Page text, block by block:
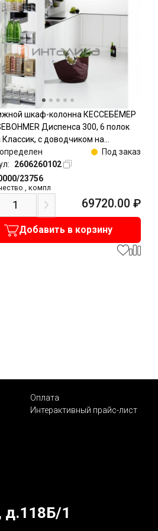
шкаф-колонна КЕССЕБЁМЕР
Диспенса 300, 6 полок
с доводчиком на
частичное выдвижение,
H1900-2300, G100, титан
Под заказ
2606260102
23756
компл
69720.00 ₽
Добавить в корзину
Оплата
Интерактивный прайс-лист
д.118Б/1